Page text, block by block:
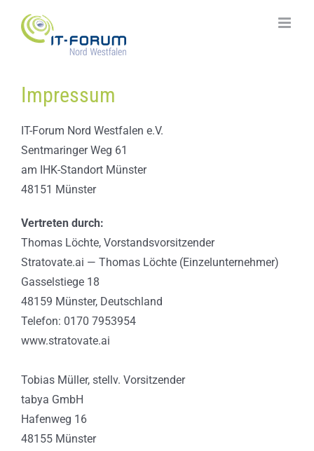
Inhalt
springen
Impressum
IT-Forum Nord Westfalen e.V.
Sentmaringer Weg 61
am IHK-Standort Münster
48151 Münster
Vertreten durch:
Thomas Löchte, Vorstandsvorsitzender
Stratovate.ai — Thomas Löchte (Einzelunternehmer)
Gasselstiege 18
48159 Münster, Deutschland
Telefon: 0170 7953954
www.stratovate.ai
Tobias Müller, stellv. Vorsitzender
tabya GmbH
Hafenweg 16
48155 Münster